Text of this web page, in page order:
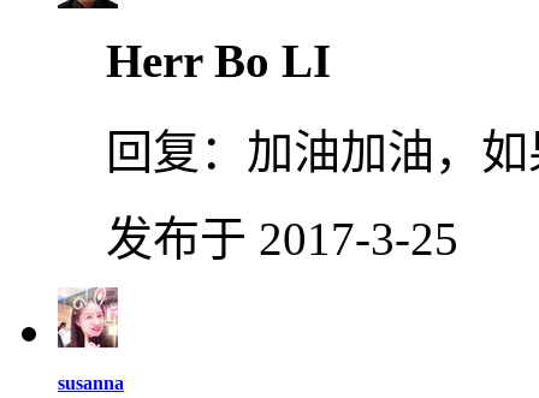
Herr Bo LI
回复： 加油加油，
发布于 2017-3-25
susanna